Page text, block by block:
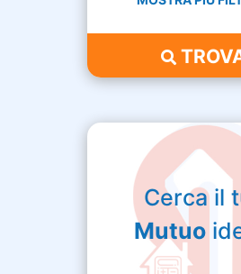
Cerca il
Mutuo